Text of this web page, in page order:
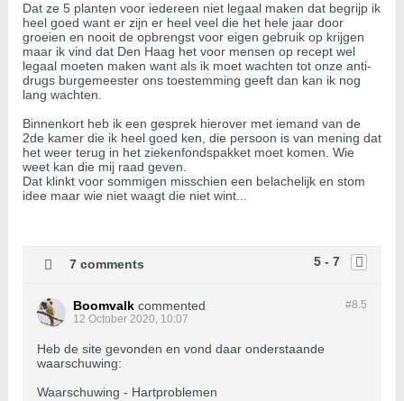
Dat ze 5 planten voor iedereen niet legaal maken dat begrijp ik
heel goed want er zijn er heel veel die het hele jaar door
groeien en nooit de opbrengst voor eigen gebruik op krijgen
maar ik vind dat Den Haag het voor mensen op recept wel
legaal moeten maken want als ik moet wachten tot onze anti-
drugs burgemeester ons toestemming geeft dan kan ik nog
lang wachten.
Binnenkort heb ik een gesprek hierover met iemand van de
2de kamer die ik heel goed ken, die persoon is van mening dat
het weer terug in het ziekenfondspakket moet komen. Wie
weet kan die mij raad geven.
Dat klinkt voor sommigen misschien een belachelijk en stom
idee maar wie niet waagt die niet wint...
5 - 7
7 comments
#8.5
Boomvalk commented
12 October 2020, 10:07
Heb de site gevonden en vond daar onderstaande
waarschuwing:
Waarschuwing - Hartproblemen